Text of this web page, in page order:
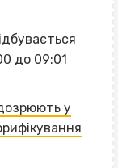
до 09:01
у